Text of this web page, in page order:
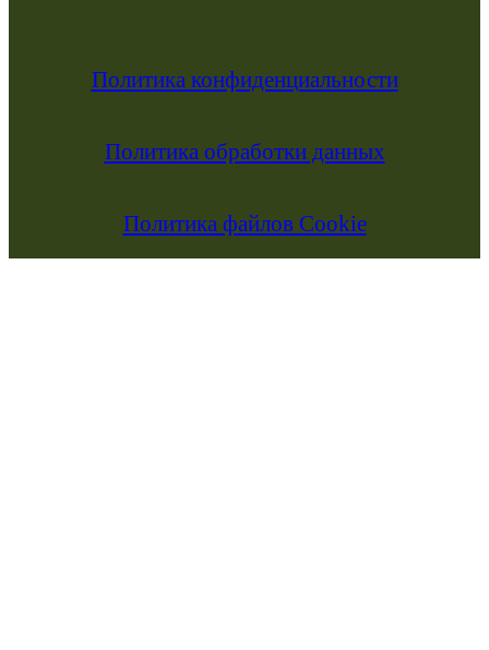
Политика конфиденциальности
Политика обработки данных
Политика файлов Cookie